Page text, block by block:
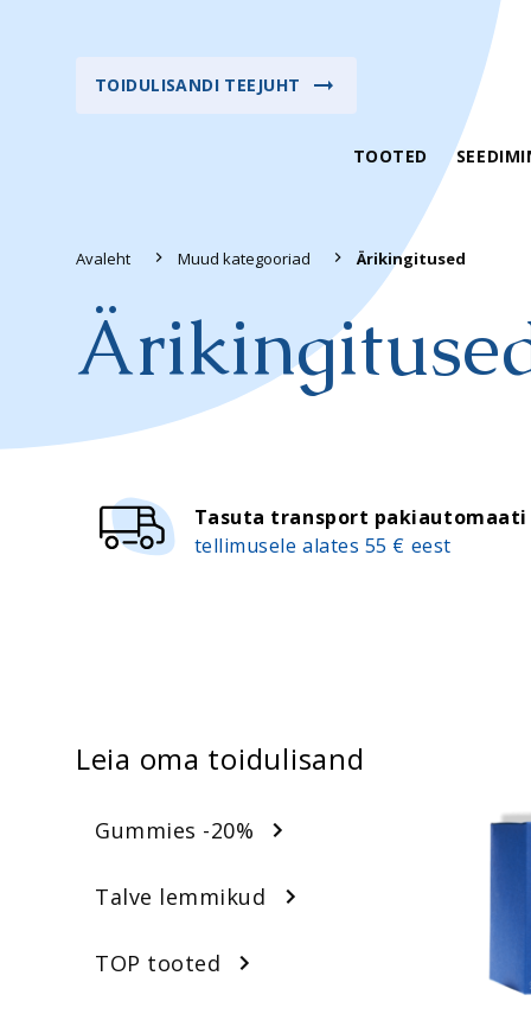
TOIDULISANDI TEEJUHT
TOOTED
Vitamiinid
Taimsed ekstraktid
Aminohapped
Suveks valmis -
sooduspakkumised
TOP tooted
Kõik tooted
Avaleht Muud kategooriad Ärikingitused
Tasuta transport pakiautomaati
tellimusele alates 55 € eest
Leia oma toidulisand
Gummies -20%
Talve lemmikud
TOP tooted
Suurus